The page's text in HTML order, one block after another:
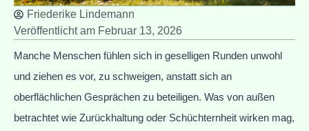
Friederike Lindemann
Veröffentlicht am Februar 13, 2026
Manche Menschen fühlen sich in geselligen Runden unwohl
und ziehen es vor, zu schweigen, anstatt sich an
oberflächlichen Gesprächen zu beteiligen. Was von außen
betrachtet wie Zurückhaltung oder Schüchternheit wirken mag,